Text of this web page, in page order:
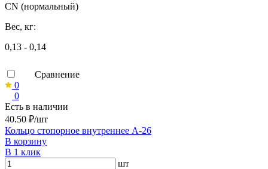
CN (нормальный)
Вес, кг:
0,13 - 0,14
Сравнение
0
0
Есть в наличии
40.50 ₽/шт
Кольцо стопорное внутреннее А-26
В корзину
В 1 клик
шт